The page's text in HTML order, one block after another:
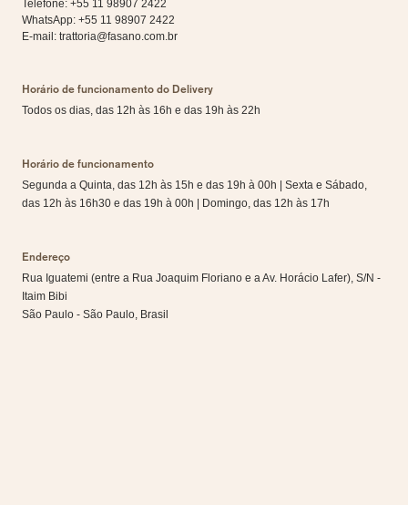
Telefone: +55 11 98907 2422
WhatsApp: +55 11 98907 2422
E-mail: trattoria@fasano.com.br
Horário de funcionamento do Delivery
Todos os dias, das 12h às 16h e das 19h às 22h
Horário de funcionamento
Segunda a Quinta, das 12h às 15h e das 19h à 00h | Sexta e Sábado,
das 12h às 16h30 e das 19h à 00h | Domingo, das 12h às 17h
Endereço
Rua Iguatemi (entre a Rua Joaquim Floriano e a Av. Horácio Lafer), S/N -
Itaim Bibi
São Paulo - São Paulo, Brasil